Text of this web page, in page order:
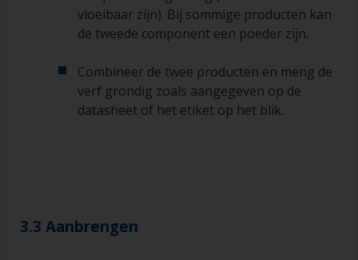
vloeibaar zijn). Bij sommige producten kan
de tweede component een poeder zijn.
Combineer de twee producten en meng de
verf grondig zoals aangegeven op de
datasheet of het etiket op het blik.
3.3 Aanbrengen